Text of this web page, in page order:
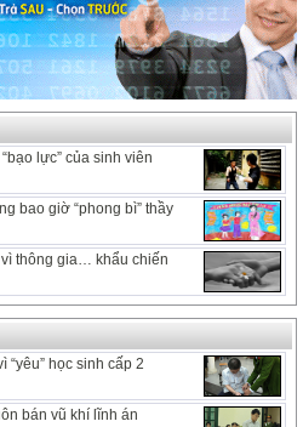
lực” của sinh viên
bao giờ “phong bì” thầy
thông gia… khẩu chiến
“yêu” học sinh cấp 2
bán vũ khí lĩnh án